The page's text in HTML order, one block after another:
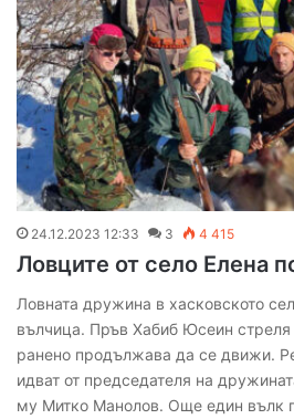
24.12.2023 12:33 3 4 415
Ловците от село Елена
Ловната дружина в хасковското
вълчица. Пръв Хабиб Юсеин стреля
ранено продължава да се движи.
идват от председателя на
му Митко Манолов. Още един вълк